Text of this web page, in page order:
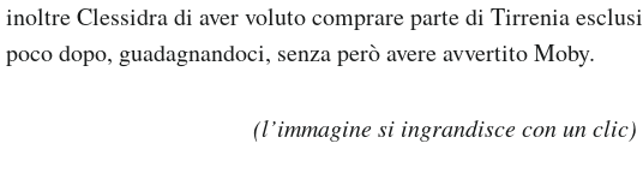
inoltre Clessidra di aver voluto comprare parte di Tirrenia
poco dopo, guadagnandoci, senza però avere avvertito Moby.
(l’immagine si ingrandisce con un clic)